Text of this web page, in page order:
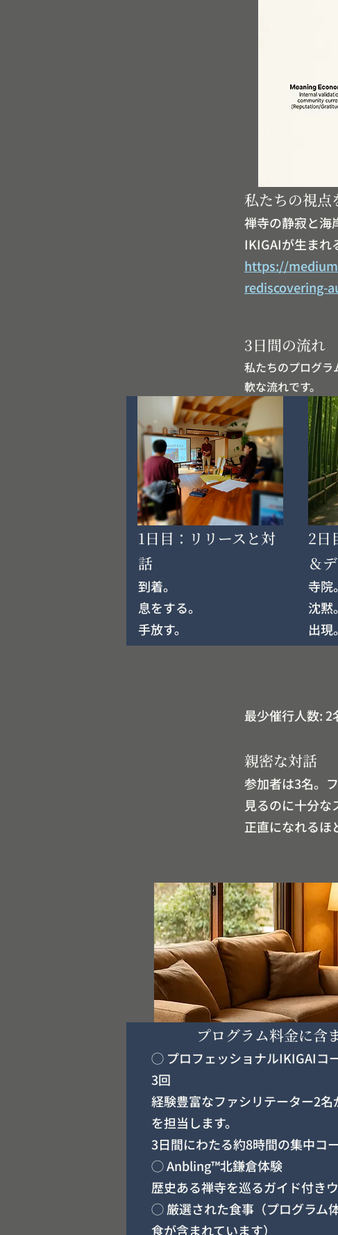
私たちの視点
禅寺の静寂と海
IKIGAIが生まれ
https://
rediscovering-
3日間の流れ
私たちのプログラ
軟な流れです。
1日目：リリースと対
話
到着。
息をする。
手放す。
2日
＆
寺院。
沈黙。
出現。
最少催行人数: 2
親密な対話
参加者は3名。
見るのに十分な
正直になれるほ
プログラム料金に含
◯ プロフェッショナルIKIGAIコ
3回
経験豊富なファシリテーター2
を担当します。
3日間にわたる約8時間の集中コ
◯ Anbling™北鎌倉体験
歴史ある禅寺を巡るガイド付き
◯ 厳選された食事（プログラム
食が含まれています）